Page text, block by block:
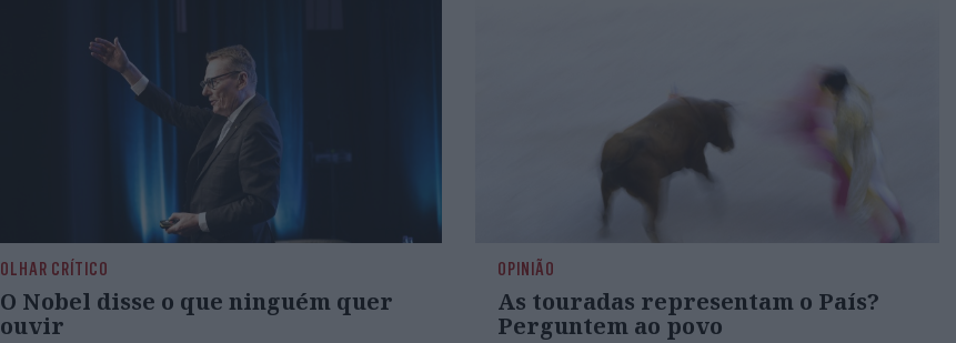
OLHAR CRÍTICO
O Nobel disse o que ninguém quer
ouvir
OPINIÃO
As touradas representam o País?
Perguntem ao povo